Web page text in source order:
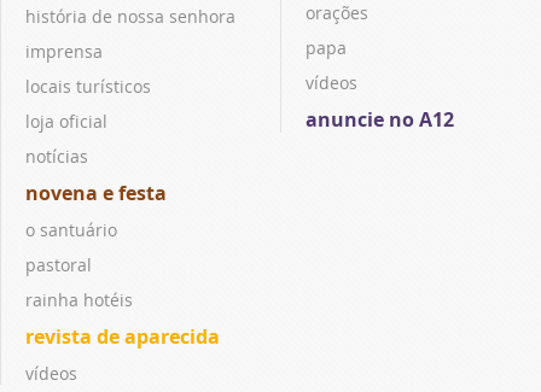
história de nossa senhora
imprensa
locais turísticos
loja oficial
notícias
novena e festa
o santuário
pastoral
rainha hotéis
revista de aparecida
vídeos
orações
papa
vídeos
anuncie no A12